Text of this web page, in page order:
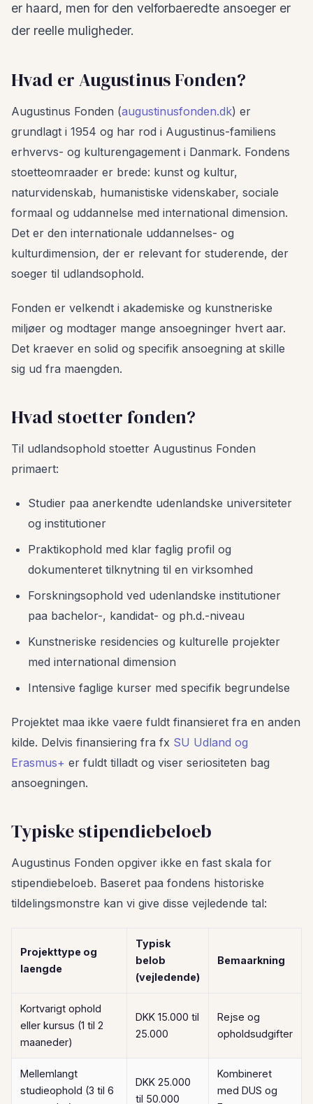
er haard, men for den velforbaeredte ansoeger er
der reelle muligheder.
Hvad er Augustinus Fonden?
Augustinus Fonden (augustinusfonden.dk) er
grundlagt i 1954 og har rod i Augustinus-familiens
erhvervs- og kulturengagement i Danmark. Fondens
stoetteomraader er brede: kunst og kultur,
naturvidenskab, humanistiske videnskaber, sociale
formaal og uddannelse med international dimension.
Det er den internationale uddannelses- og
kulturdimension, der er relevant for studerende, der
soeger til udlandsophold.
Fonden er velkendt i akademiske og kunstneriske
miljøer og modtager mange ansoegninger hvert aar.
Det kraever en solid og specifik ansoegning at skille
sig ud fra maengden.
Hvad stoetter fonden?
Til udlandsophold stoetter Augustinus Fonden
primaert:
Studier paa anerkendte udenlandske universiteter
og institutioner
Praktikophold med klar faglig profil og
dokumenteret tilknytning til en virksomhed
Forskningsophold ved udenlandske institutioner
paa bachelor-, kandidat- og ph.d.-niveau
Kunstneriske residencies og kulturelle projekter
med international dimension
Intensive faglige kurser med specifik begrundelse
Projektet maa ikke vaere fuldt finansieret fra en anden
kilde. Delvis finansiering fra fx SU Udland og
Erasmus+ er fuldt tilladt og viser seriositeten bag
ansoegningen.
Typiske stipendiebeloeb
Augustinus Fonden opgiver ikke en fast skala for
stipendiebeloeb. Baseret paa fondens historiske
tildelingsmonstre kan vi give disse vejledende tal:
Projekttype og
laengde
Typisk
belob
(vejledende)
Bemaarkning
Kortvarigt ophold
eller kursus (1 til 2
maaneder)
DKK 15.000 til
25.000
Rejse og
opholdsudgifter
Mellemlangt
studieophold (3 til 6
DKK 25.000
til 50.000
Kombineret
med DUS og